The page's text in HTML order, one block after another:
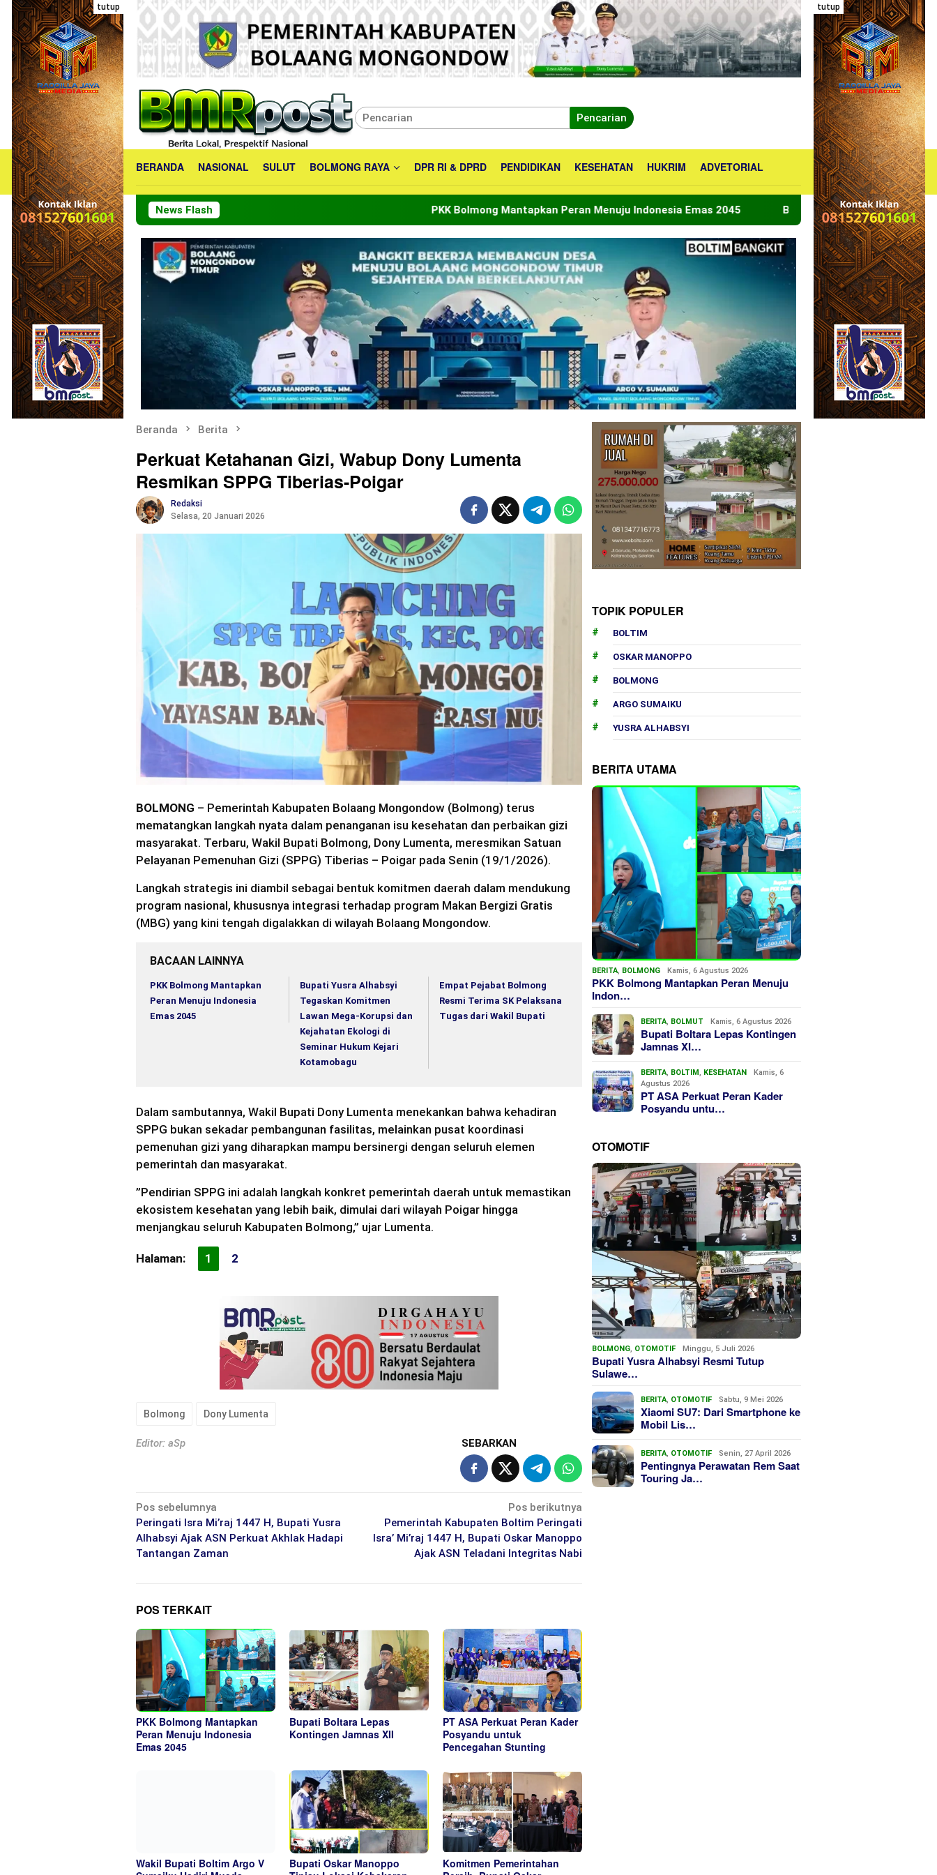
Loncat
konten
tutup tutup
Pencarian
BERANDA NASIONAL SULUT BOLMONG RAYA DPR RI & DPRD PENDIDIKAN KESEHATAN HUKRIM ADVETORIAL
News Flash PKK Bolmong Mantapkan Peran Menuju Indonesia Emas 2045 Bupati Boltara Lepas Kontingen Jamnas XII
Beranda Berita
Perkuat Ketahanan Gizi, Wabup Dony Lumenta
Resmikan SPPG Tiberias-Poigar
Redaksi
Selasa, 20 Januari 2026
BOLMONG – Pemerintah Kabupaten Bolaang Mongondow (Bolmong) terus
mematangkan langkah nyata dalam penanganan isu kesehatan dan perbaikan gizi
masyarakat. Terbaru, Wakil Bupati Bolmong, Dony Lumenta, meresmikan Satuan
Pelayanan Pemenuhan Gizi (SPPG) Tiberias – Poigar pada Senin (19/1/2026).
​Langkah strategis ini diambil sebagai bentuk komitmen daerah dalam mendukung
program nasional, khususnya integrasi terhadap program Makan Bergizi Gratis
(MBG) yang kini tengah digalakkan di wilayah Bolaang Mongondow.
BACAAN LAINNYA
PKK Bolmong Mantapkan
Peran Menuju Indonesia
Emas 2045
Bupati Yusra Alhabsyi
Tegaskan Komitmen
Lawan Mega-Korupsi dan
Kejahatan Ekologi di
Seminar Hukum Kejari
Kotamobagu
Empat Pejabat Bolmong
Resmi Terima SK Pelaksana
Tugas dari Wakil Bupati
​Dalam sambutannya, Wakil Bupati Dony Lumenta menekankan bahwa kehadiran
SPPG bukan sekadar pembangunan fasilitas, melainkan pusat koordinasi
pemenuhan gizi yang diharapkan mampu bersinergi dengan seluruh elemen
pemerintah dan masyarakat.
​”Pendirian SPPG ini adalah langkah konkret pemerintah daerah untuk memastikan
ekosistem kesehatan yang lebih baik, dimulai dari wilayah Poigar hingga
menjangkau seluruh Kabupaten Bolmong,” ujar Lumenta.
Halaman: 1 2
Bolmong Dony Lumenta
Editor: aSp SEBARKAN
Navigasi
pos
Pos sebelumnya
Peringati Isra Mi’raj 1447 H, Bupati Yusra
Alhabsyi Ajak ASN Perkuat Akhlak Hadapi
Tantangan Zaman
Pos berikutnya
Pemerintah Kabupaten Boltim Peringati
Isra’ Mi’raj 1447 H, Bupati Oskar Manoppo
Ajak ASN Teladani Integritas Nabi
POS TERKAIT
PKK Bolmong Mantapkan
Peran Menuju Indonesia
Emas 2045
Bupati Boltara Lepas
Kontingen Jamnas XII
PT ASA Perkuat Peran Kader
Posyandu untuk
Pencegahan Stunting
Wakil Bupati Boltim Argo V
Bupati Oskar Manoppo
Komitmen Pemerintahan
TOPIK POPULER
BOLTIM
OSKAR MANOPPO
BOLMONG
ARGO SUMAIKU
YUSRA ALHABSYI
BERITA UTAMA
BERITA, BOLMONG Kamis, 6 Agustus 2026
PKK Bolmong Mantapkan Peran Menuju
Indon…
BERITA, BOLMUT Kamis, 6 Agustus 2026
Bupati Boltara Lepas Kontingen
Jamnas XI…
BERITA, BOLTIM, KESEHATAN
Kamis, 6
Agustus 2026
PT ASA Perkuat Peran Kader
Posyandu untu…
OTOMOTIF
BOLMONG, OTOMOTIF Minggu, 5 Juli 2026
Bupati Yusra Alhabsyi Resmi Tutup
Sulawe…
BERITA, OTOMOTIF Sabtu, 9 Mei 2026
Xiaomi SU7: Dari Smartphone ke
Mobil Lis…
BERITA, OTOMOTIF Senin, 27 April 2026
Pentingnya Perawatan Rem Saat
Touring Ja…